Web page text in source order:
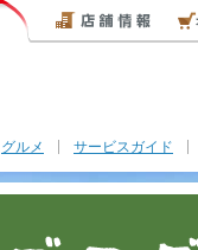
グルメ サービスガイド